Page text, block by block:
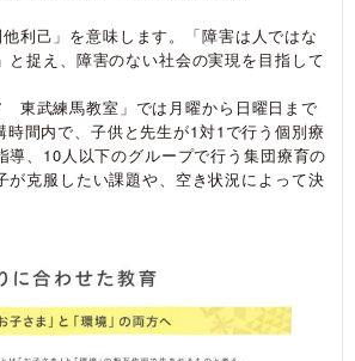
利己」を意味します。「障害は人ではな
と捉え、障害のない社会の実現を目指して
東武練馬教室」では月曜から日曜日まで
間内で、子供と先生が1対1で行う個別療
導、10人以下のグループで行う集団療育の
が克服したい課題や、空き状況によって決